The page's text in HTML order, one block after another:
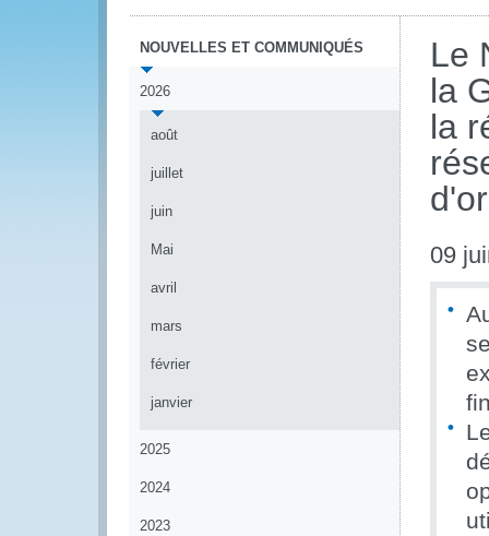
NOUVELLES ET COMMUNIQUÉS
2026
août
juillet
juin
Mai
avril
mars
février
janvier
2025
2024
2023
Le
la
la
09